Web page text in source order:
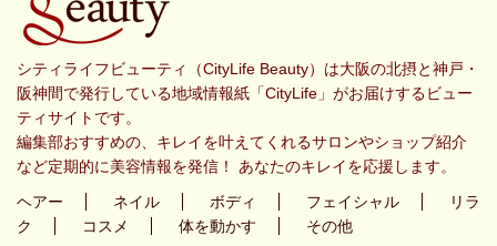
シティライフビューティ（CityLife Beauty）は大阪の北摂と神戸・
阪神間で発行している地域情報紙「CityLife」がお届けするビュー
ティサイトです。
編集部おすすめの、キレイを叶えてくれるサロンやショップ紹介
など定期的に美容情報を発信！ あなたのキレイを応援します。
ヘアー
ネイル ボディ フェイシャル
リラ
ク
コスメ 体を動かす その他